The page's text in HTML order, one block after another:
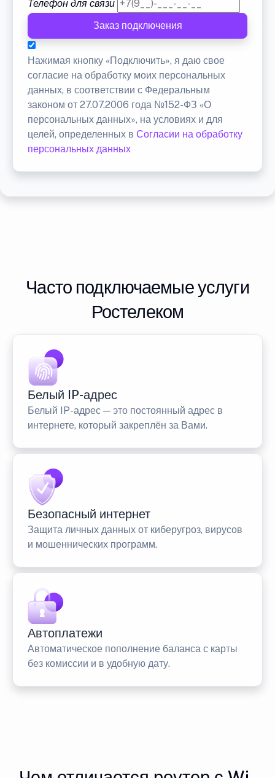
Телефон для связи
Заказ подключения
Нажимая кнопку «Подключить», я даю свое
согласие на обработку моих персональных
данных, в соответствии с Федеральным
законом от 27.07.2006 года №152-ФЗ «О
персональных данных», на условиях и для
целей, определенных в Согласии на обработку
персональных данных
Часто подключаемые услуги
Ростелеком
Белый IP-адрес
Белый IP-адрес — это постоянный адрес в
интернете, который закреплён за Вами.
Безопасный интернет
Защита личных данных от киберугроз, вирусов
и мошеннических программ.
Автоплатежи
Автоматическое пополнение баланса с карты
без комиссии и в удобную дату.